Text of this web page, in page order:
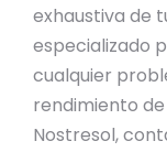
exhaustiva de
especializado
cualquier
rendimiento
Nostresol,